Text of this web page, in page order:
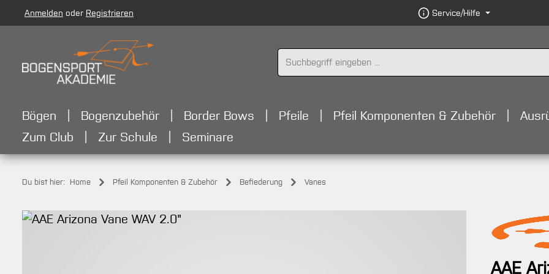
Hauptinhalt springen
Zur Suche springen
Zur Hauptnavigation springen
Anmelden oder Registrieren Service/Hilfe
Bögen Bogenzubehör Border Bows Pfeile Pfeil Komponenten & Zubehör
Zum Club
Zur Schule Seminare
Du bist hier: Home Pfeil Komponenten & Zubehör Befiederung Vanes
Bildergalerie überspringen
AAE